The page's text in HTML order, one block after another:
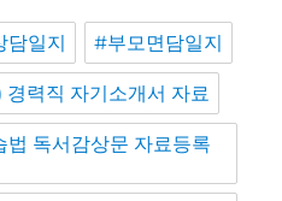
담일지 #부모면담일지
력직 자기소개서 자료
법 독서감상문 자료등록